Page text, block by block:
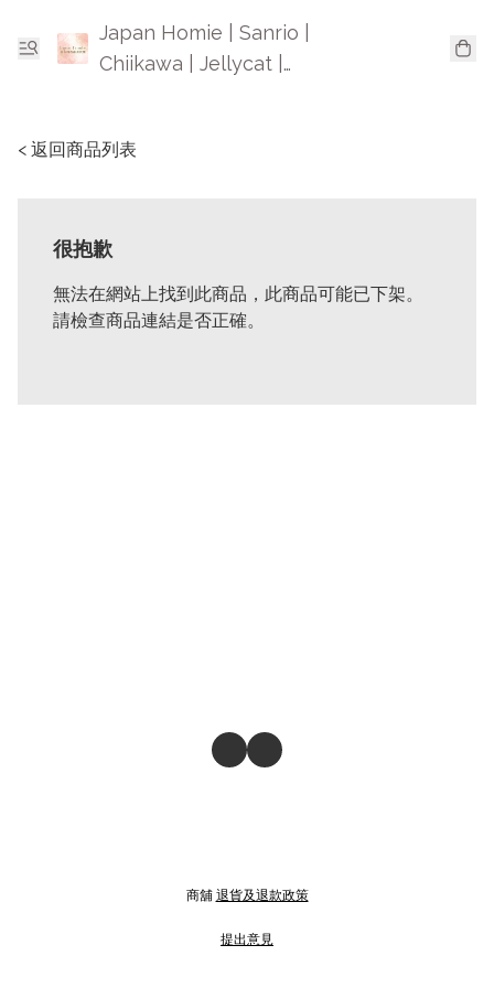
Japan Homie | Sanrio |
Chiikawa | Jellycat |
< 返回商品列表
很抱歉
無法在網站上找到此商品，此商品可能已下架。
請檢查商品連結是否正確。
商舖 退貨及退款政策
提出意見